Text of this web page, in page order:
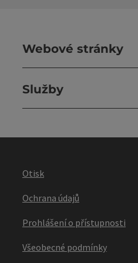
Webové stránky
Služby
Otisk
Ochrana údajů
Prohlášení o přístupnosti
Všeobecné podmínky